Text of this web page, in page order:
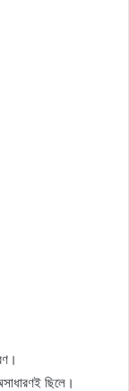
ছিলে।